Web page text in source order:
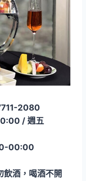
2080
/ 週五
00:00
酒，喝酒不開